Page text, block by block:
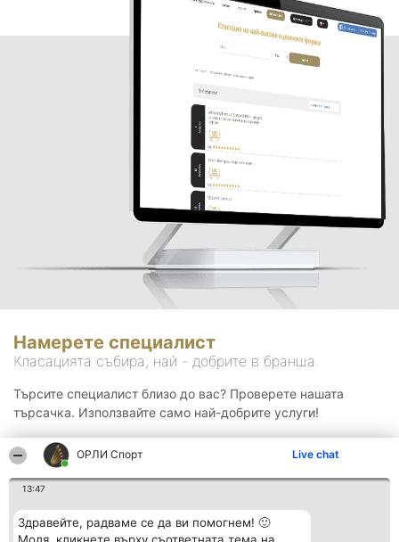
ОРЛИ Спорт Live chat
13:47
Здравейте, радваме се да ви помогнем! 🙂
Намерете специалист
Класацията събира, най - добрите в бранша.
Търсите специалист близо до вас? Проверете нашата
търсачка. Използвайте само най-добрите услуги!